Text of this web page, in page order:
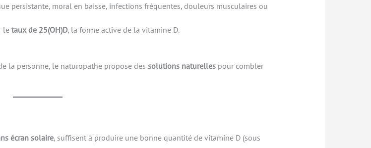
persistante, moral en baisse, infections fréquentes, douleurs musculaires ou
le taux de 25(OH)D, la forme active de la vitamine D.
la personne, le naturopathe propose des solutions naturellespour combler
écran solaire, suffisent à produire une bonne quantité de vitamine D (sous